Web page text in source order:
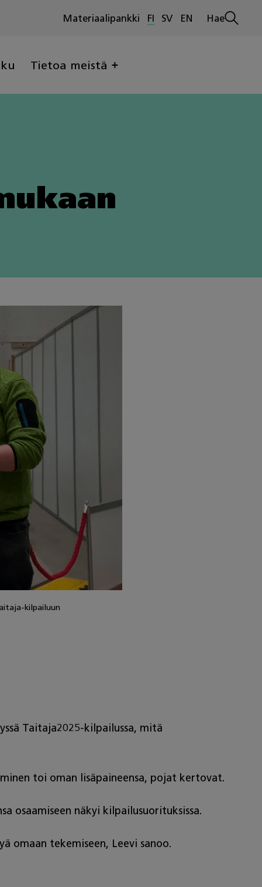
Materiaalipankki FI SV EN
Avaa
Hae
Tietoa meistä
kilpailuun
Taitaja2025-kilpailussa, mitä
toi oman lisäpaineensa, pojat kertovat.
osaamiseen näkyi kilpailusuorituksissa.
omaan tekemiseen, Leevi sanoo.